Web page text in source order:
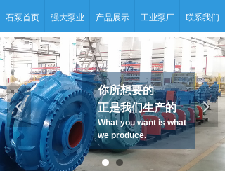
你所想要的
正是我们生产的
What you want is what
we produce.
넳 넲
石泵首页 强大泵业 产品展示 工业泵厂 联系我们